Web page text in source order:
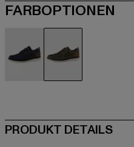
FARBOPTIONEN
PRODUKT DETAILS